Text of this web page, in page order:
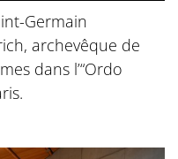
Germain
archevêque de
dans l’“Ordo